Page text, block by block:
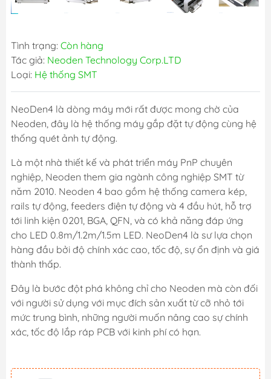
Tình trạng: Còn hàng
Tác giả: Neoden Technology Corp.LTD
Loại: Hệ thống SMT
NeoDen4 là dòng máy mới rất được mong chờ của
Neoden, đây là hệ thống máy gắp đặt tự động cùng hệ
thống quét ảnh tự động.
Là một nhà thiết kế và phát triển máy PnP chuyên
nghiệp, Neoden them gia ngành công nghiệp SMT từ
năm 2010. Neoden 4 bao gồm hệ thống camera kép,
rails tự động, feeders điện tự động và 4 đầu hút, hỗ trợ
tới linh kiện 0201, BGA, QFN, và có khả năng đáp ứng
cho LED 0.8m/1.2m/1.5m LED. NeoDen4 là sư lựa chọn
hàng đầu bởi độ chính xác cao, tốc độ, sự ổn định và giá
thành thấp.
Đây là bước đột phá không chỉ cho Neoden mà còn đối
với người sử dụng với mục đích sản xuất từ cỡ nhỏ tới
mức trung bình, những người muốn nâng cao sự chính
xác, tốc độ lắp ráp PCB với kinh phí có hạn.